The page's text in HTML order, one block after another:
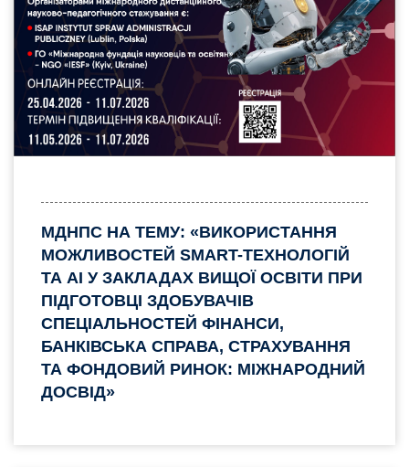
МДНПС НА ТЕМУ: «ВИКОРИСТАННЯ
МОЖЛИВОСТЕЙ SMART-ТЕХНОЛОГІЙ
ТА AI У ЗАКЛАДАХ ВИЩОЇ ОСВІТИ ПРИ
ПІДГОТОВЦІ ЗДОБУВАЧІВ
СПЕЦІАЛЬНОСТЕЙ ФІНАНСИ,
БАНКІВСЬКА СПРАВА, СТРАХУВАННЯ
ТА ФОНДОВИЙ РИНОК: МІЖНАРОДНИЙ
ДОСВІД»